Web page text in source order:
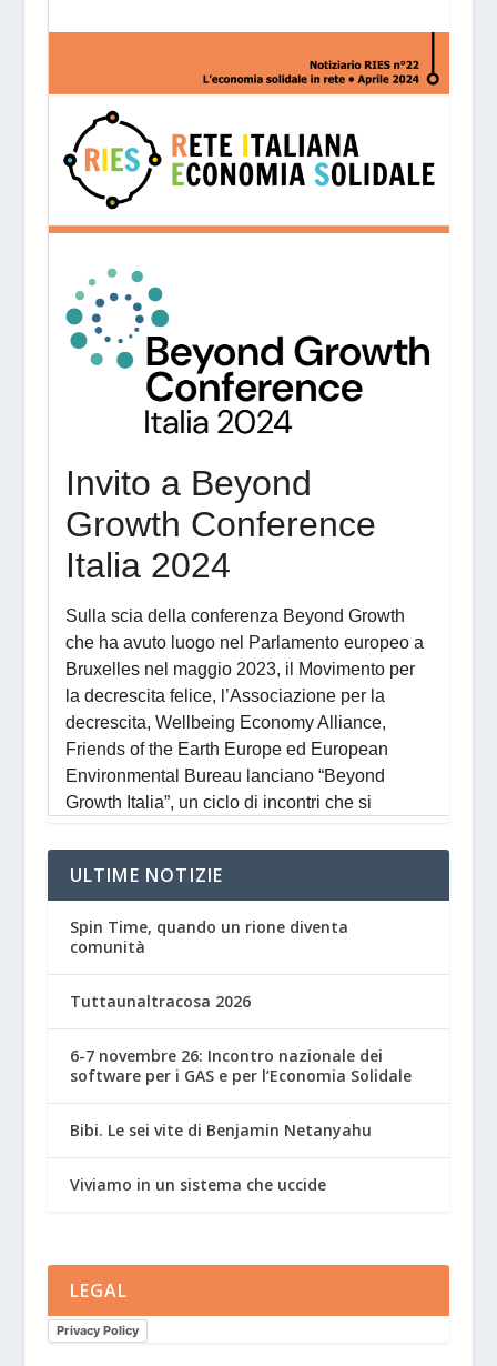
ULTIME NOTIZIE
Spin Time, quando un rione diventa
comunità
Tuttaunaltracosa 2026
6-7 novembre 26: Incontro nazionale dei
software per i GAS e per l’Economia Solidale
Bibi. Le sei vite di Benjamin Netanyahu
Viviamo in un sistema che uccide
LEGAL
Privacy Policy